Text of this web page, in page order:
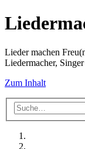
Lieder machen
Liedermacher,
Zum Inhalt